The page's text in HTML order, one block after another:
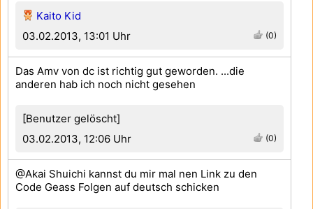
Kaito Kid
03.02.2013, 13:01 Uhr
(0)
[Benutzer gelöscht]
03.02.2013, 12:06 Uhr
(0)
Das Amv von dc ist richtig gut geworden. ...die
anderen hab ich noch nicht gesehen
@Akai Shuichi kannst du mir mal nen Link zu den
Code Geass Folgen auf deutsch schicken